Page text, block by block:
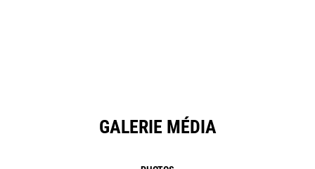
GALERIE MÉDIA